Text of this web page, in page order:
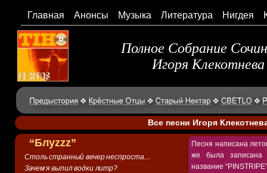
Главная Анонсы Музыка Литература Нигдея
Полное Собрание
Игоря Клекотнева
Все песни Игоря
Песня написана
же была записана
название
Столь странный вечер неспроста…
Зачем я выпил водки литр?
“Блуzzz”